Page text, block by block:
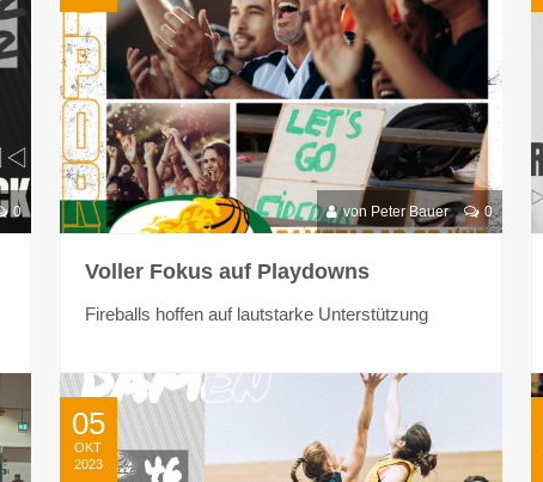
0 von Peter Bauer 0
Voller Fokus auf Playdowns
Fireballs hoffen auf lautstarke Unterstützung
05
OKT
2023